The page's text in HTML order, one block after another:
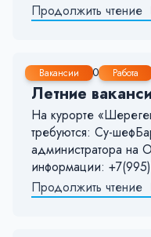
Продолжить чтение
Вакансии Работа
2 Июн, 2023
Летние
На курорте
требуются: Су-
администратора на
информации:
Продолжить чтение